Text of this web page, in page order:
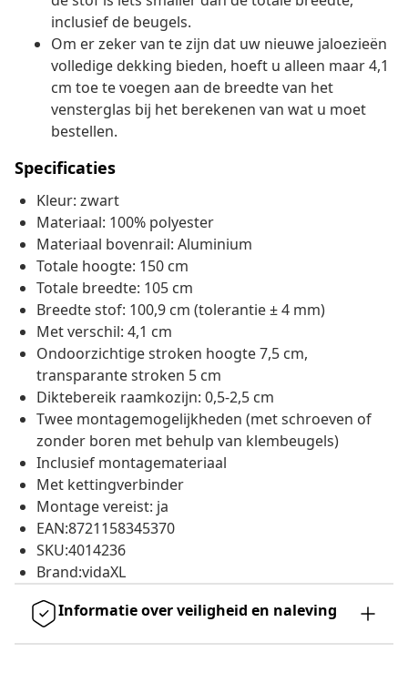
inclusief de beugels.
Om er zeker van te zijn dat uw nieuwe jaloezieën
volledige dekking bieden, hoeft u alleen maar 4,1
cm toe te voegen aan de breedte van het
vensterglas bij het berekenen van wat u moet
bestellen.
Specificaties
Kleur: zwart
Materiaal: 100% polyester
Materiaal bovenrail: Aluminium
Totale hoogte: 150 cm
Totale breedte: 105 cm
Breedte stof: 100,9 cm (tolerantie ± 4 mm)
Met verschil: 4,1 cm
Ondoorzichtige stroken hoogte 7,5 cm,
transparante stroken 5 cm
Diktebereik raamkozijn: 0,5-2,5 cm
Twee montagemogelijkheden (met schroeven of
zonder boren met behulp van klembeugels)
Inclusief montagemateriaal
Met kettingverbinder
Montage vereist: ja
EAN:8721158345370
SKU:4014236
Brand:vidaXL
Informatie over veiligheid en naleving